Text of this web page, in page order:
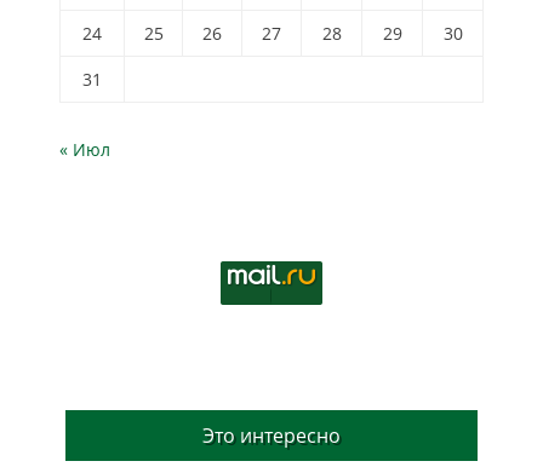
24
25 26 27 28 29
30
31
« Июл
Это интересно